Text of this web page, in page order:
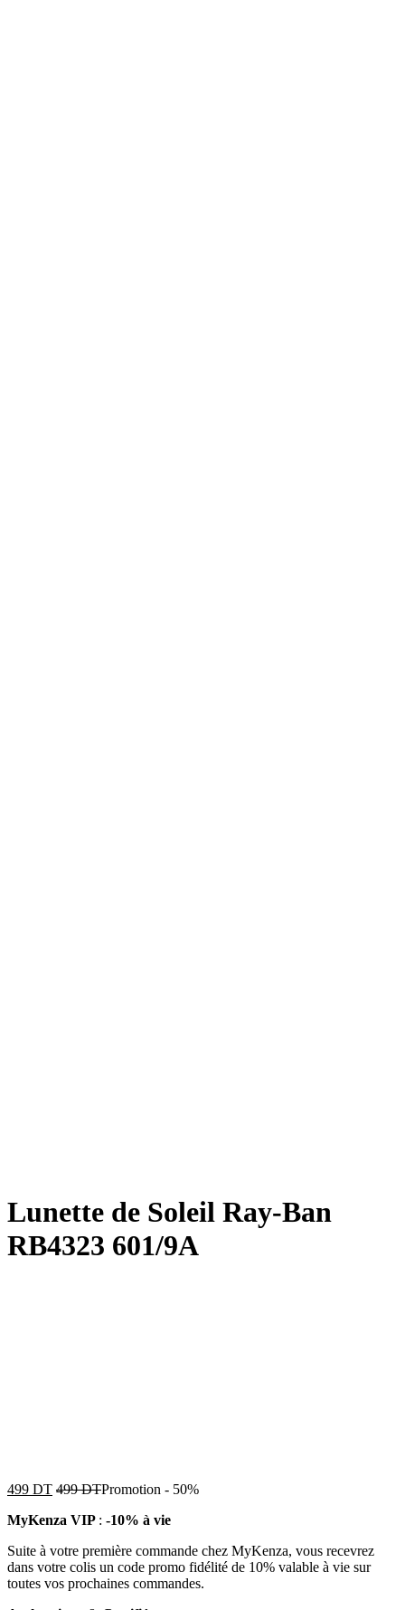
Lunette de Soleil Ray-Ban
RB4323 601/9A
499 DT 499DTPromotion - 50%
MyKenza VIP : -10% à vie
Suite à votre première commande chez MyKenza, vous recevrez
dans votre colis un code promo fidélité de 10% valable à vie sur
toutes vos prochaines commandes.